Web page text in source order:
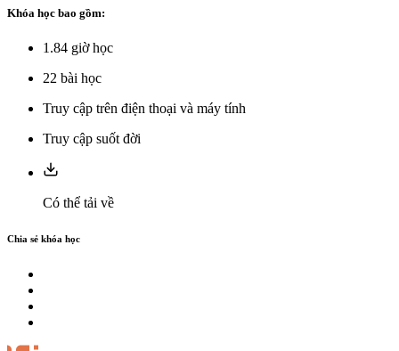
Khóa học bao gồm:
1.84 giờ học
22 bài học
Truy cập trên điện thoại và máy tính
Truy cập suốt đời
Có thể tải về
Chia sẻ khóa học